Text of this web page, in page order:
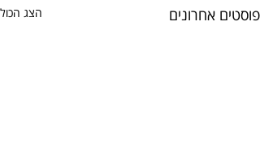
פוסטים אחרונים הצג הכול